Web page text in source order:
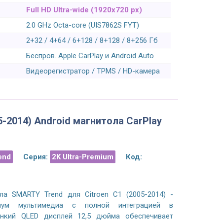
пластиковых деталях, качество картинки
показывает чем оригинальный экран,
все штатные функции остались
iDrive джойстик, Handsfree, камера
заднего вида, парктронник и т.д.).
стало як рідне,
ручку, яка коштує дороще
люди не жадні ! ) Друга
Full HD Ultra-wide (1920x720 px)
2.0 GHz Octa-core (UIS7862S FYT)
2+32 / 4+64 / 6+128 / 8+128 / 8+256 Гб
Беспров. Apple CarPlay и Android Auto
Видеорегистратор / TPMS / HD-камера
2014) Android магнитола CarPlay
Серия: 2K Ultra-Premium
Код:
SMARTY Trend для Citroen C1 (2005-2014) -
мультимедиа с полной интеграцией в
QLED дисплей 12,5 дюйма обеспечивает